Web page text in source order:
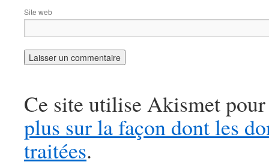
Site web
Ce site utilise Akismet
plus sur la façon dont les
traitées.